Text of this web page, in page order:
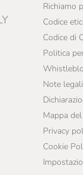
Richiamo
Codice
Codice di
Politica
Note legali
Mappa
Privacy
Cookie